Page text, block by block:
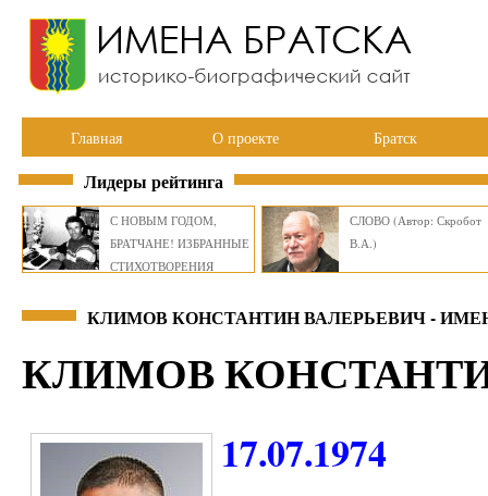
Главная О проекте Братск
Лидеры рейтинга
С НОВЫМ ГОДОМ,
БРАТЧАНЕ! ИЗБРАННЫЕ
СТИХОТВОРЕНИЯ
СЛОВО (Автор: Скробот
В.А.)
КЛИМОВ КОНСТАНТИН ВАЛЕРЬЕВИЧ -
КЛИМОВ
17.07.1974